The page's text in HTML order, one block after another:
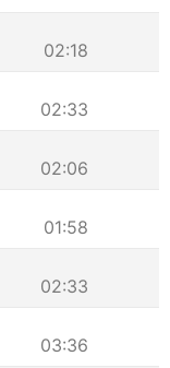
02:18
02:33
02:06
01:58
02:33
03:36